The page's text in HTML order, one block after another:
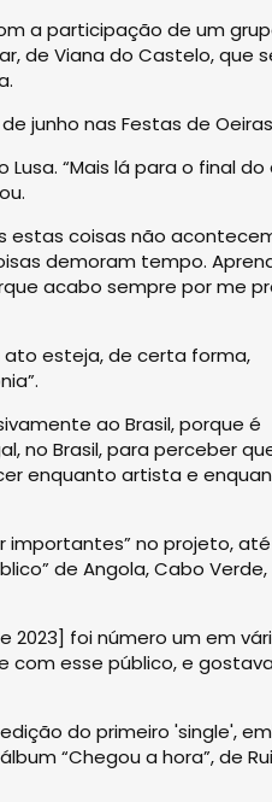
a participação de um
de Viana do Castelo, que
junho nas Festas de
“Mais lá para o final do
estas coisas não
demoram tempo.
acabo sempre por me
ato esteja, de certa forma,
ao Brasil, porque é
no Brasil, para perceber
enquanto artista e
importantes” no projeto, até
de Angola, Cabo Verde,
2023] foi número um em
com esse público, e gostava
do primeiro 'single',
“Chegou a hora”, de Rui